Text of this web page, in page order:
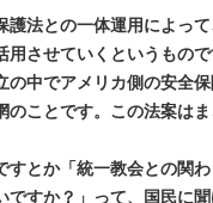
法との一体運用によっ
させていくというもので
中でアメリカ側の安全
ことです。この法案は
すとか「統一教会との関
すか？」って、国民に